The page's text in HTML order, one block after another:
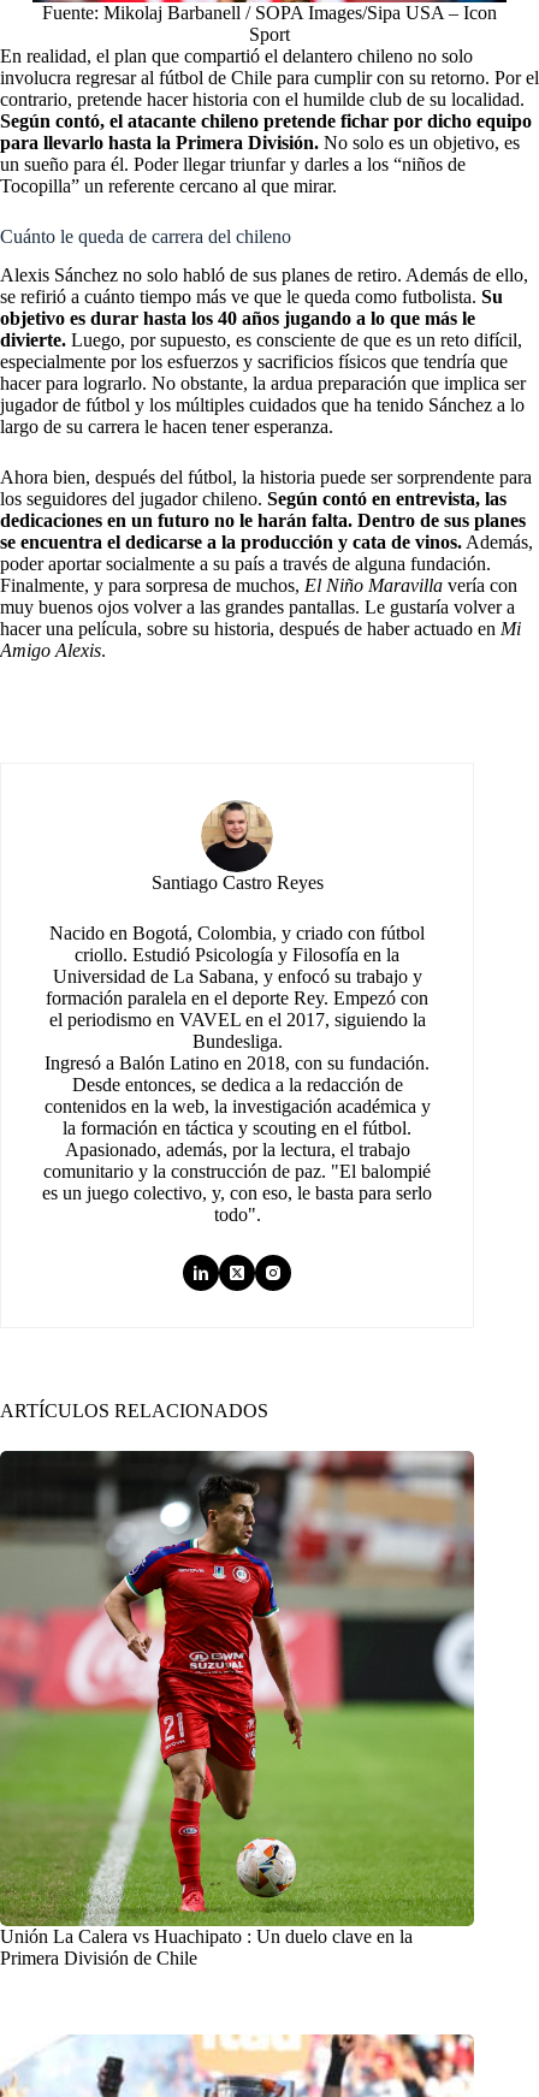
Fuente: Mikolaj Barbanell / SOPA Images/Sipa USA – Icon
Sport
En realidad, el plan que compartió el delantero chileno no solo
involucra regresar al fútbol de Chile para cumplir con su retorno. Por el
contrario, pretende hacer historia con el humilde club de su localidad.
Según contó, el atacante chileno pretende fichar por dicho equipo
para llevarlo hasta la Primera División. No solo es un objetivo, es
un sueño para él. Poder llegar triunfar y darles a los “niños de
Tocopilla” un referente cercano al que mirar.
Cuánto le queda de carrera del chileno
Alexis Sánchez no solo habló de sus planes de retiro. Además de ello,
se refirió a cuánto tiempo más ve que le queda como futbolista. Su
objetivo es durar hasta los 40 años jugando a lo que más le
divierte. Luego, por supuesto, es consciente de que es un reto difícil,
especialmente por los esfuerzos y sacrificios físicos que tendría que
hacer para lograrlo. No obstante, la ardua preparación que implica ser
jugador de fútbol y los múltiples cuidados que ha tenido Sánchez a lo
largo de su carrera le hacen tener esperanza.
Ahora bien, después del fútbol, la historia puede ser sorprendente para
los seguidores del jugador chileno. Según contó en entrevista, las
dedicaciones en un futuro no le harán falta. Dentro de sus planes
se encuentra el dedicarse a la producción y cata de vinos.Además,
poder aportar socialmente a su país a través de alguna fundación.
Finalmente, y para sorpresa de muchos, El Niño Maravilla vería con
muy buenos ojos volver a las grandes pantallas. Le gustaría volver a
hacer una película, sobre su historia, después de haber actuado en Mi
Amigo Alexis.
Santiago Castro Reyes
Nacido en Bogotá, Colombia, y criado con fútbol
criollo. Estudió Psicología y Filosofía en la
Universidad de La Sabana, y enfocó su trabajo y
formación paralela en el deporte Rey. Empezó con
el periodismo en VAVEL en el 2017, siguiendo la
Bundesliga.
Ingresó a Balón Latino en 2018, con su fundación.
Desde entonces, se dedica a la redacción de
contenidos en la web, la investigación académica y
la formación en táctica y scouting en el fútbol.
Apasionado, además, por la lectura, el trabajo
comunitario y la construcción de paz. "El balompié
es un juego colectivo, y, con eso, le basta para serlo
todo".
ARTÍCULOS RELACIONADOS
Unión La Calera vs Huachipato : Un duelo clave en la
Primera División de Chile